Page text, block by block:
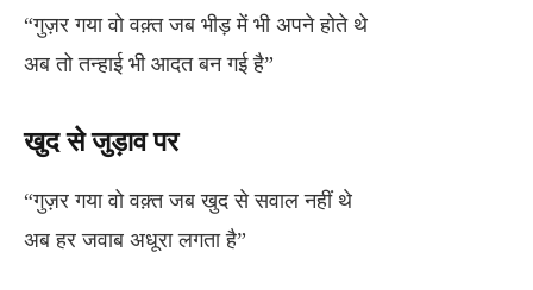
“गुज़र गया वो वक़्त जब भीड़ में भी अपने होते थे
अब तो तन्हाई भी आदत बन गई है”
खुद से जुड़ाव पर
“गुज़र गया वो वक़्त जब खुद से सवाल नहीं थे
अब हर जवाब अधूरा लगता है”